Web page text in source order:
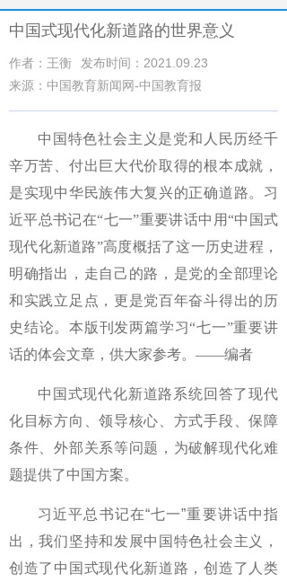
中国式现代化新道路的世界意义
作者：王衡
发布时间：2021.09.23
来源：中国教育新闻网-中国教育报
中国特色社会主义是党和人民历经千
辛万苦、付出巨大代价取得的根本成就，
是实现中华民族伟大复兴的正确道路。习
近平总书记在“七一”重要讲话中用“中国式
现代化新道路”高度概括了这一历史进程，
明确指出，走自己的路，是党的全部理论
和实践立足点，更是党百年奋斗得出的历
史结论。本版刊发两篇学习“七一”重要讲
话的体会文章，供大家参考。——编者
中国式现代化新道路系统回答了现代
化目标方向、领导核心、方式手段、保障
条件、外部关系等问题，为破解现代化难
题提供了中国方案。
习近平总书记在“七一”重要讲话中指
出，我们坚持和发展中国特色社会主义，
创造了中国式现代化新道路，创造了人类